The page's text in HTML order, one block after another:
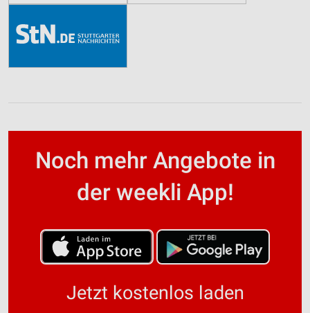
Noch mehr Angebote in
der weekli App!
Jetzt kostenlos laden